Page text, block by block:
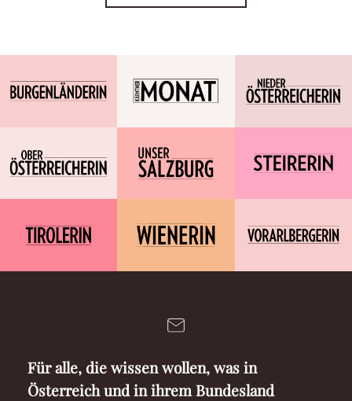
Für alle, die wissen wollen, was in
Österreich und in ihrem Bundesland